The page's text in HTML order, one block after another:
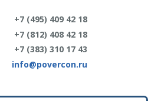
+7 (495) 409 42 18
+7 (812) 408 42 18
+7 (383) 310 17 43
info@povercon.ru